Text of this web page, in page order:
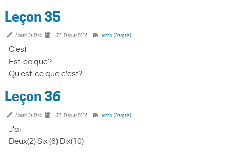
Leçon 35
Almani Be Farsi 22. Februar 2016 Archiv (Français)
C'est
Est-ce que?
Qu'est-ce que c'est?
Leçon 36
Almani Be Farsi 23. Februar 2016 Archiv (Français)
J'ai
Deux(2) Six (6) Dix(10)